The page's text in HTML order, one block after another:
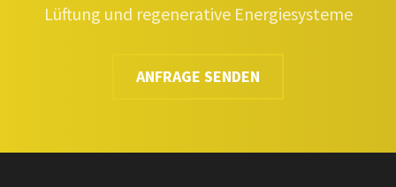
Lüftung und regenerative Energiesysteme
ANFRAGE SENDEN